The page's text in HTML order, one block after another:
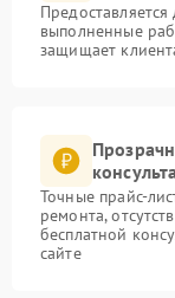
выполненные
защищает
Точные прайс-
ремонта,
бесплатной
сайте